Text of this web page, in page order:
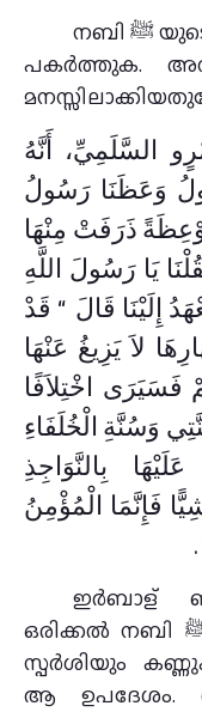
നബി ﷺ യുടെ അധ്യാപനങ്ങള്‍ ജീവിതത്തില്‍
പകര്‍ത്തുക.
السَّلَمِيِّ، أَنَّهُ
وَعَظَنَا رَسُولُ
ذَرَفَتْ مِنْهَا
يَا رَسُولَ اللَّهِ
إِلَيْنَا قَالَ ‏ “‏ قَدْ
لاَ يَزِيغُ عَنْهَا
اخْتِلاَفًا
وَسُنَّةِ الْخُلَفَاءِ
بِالنَّوَاجِذِ
فَإِنَّمَا الْمُؤْمِنُ
ഇര്‍ബാള്
ഒരിക്കല്‍ നബി ﷺ ഞങ്ങളെ ഉപദേശിച്ചു. ഹൃദയ
സ്പര്‍ശിയും
ആ ഉപദേശം.